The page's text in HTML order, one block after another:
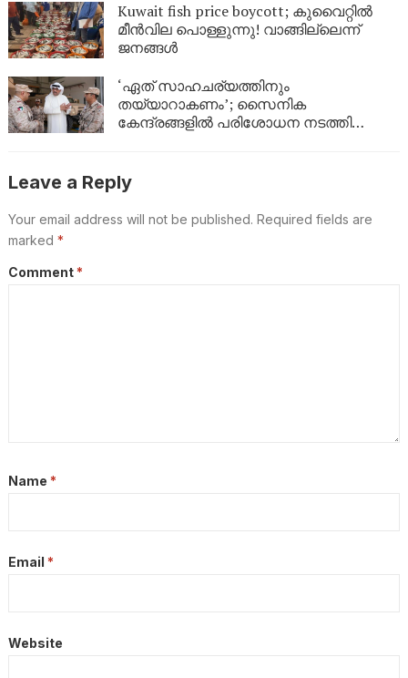
Kuwait fish price boycott; കുവൈറ്റിൽ
മീൻവില പൊള്ളുന്നു! വാങ്ങില്ലെന്ന്
ജനങ്ങൾ
‘ഏത് സാഹചര്യത്തിനും
തയ്യാറാകണം’; സൈനിക
കേന്ദ്രങ്ങളിൽ പരിശോധന നടത്തി
Leave a Reply
Your email address will not be published. Required fields are
marked *
Comment *
Name *
Email *
Website